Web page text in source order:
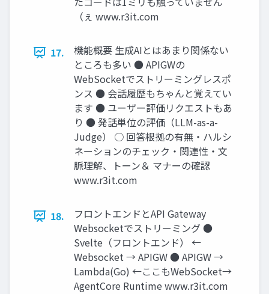
（ぇ www.r3it.com
17.
機能概要 生成AIとはあまり関係ない
ところも多い ● APIGWの
WebSocketでストリーミングレスポ
ンス ● 会話履歴もちゃんと覚えてい
ます ● ユーザー評価リクエストもあ
り ● 発話単位の評価（LLM-as-a-
Judge） ○ 回答根拠の有無・ハルシ
ネーションのチェック・関連性・文
脈理解、トーン＆ マナーの確認
www.r3it.com
18.
フロントエンドとAPI Gateway
Websocketでストリーミング ●
Svelte（フロントエンド） ←
Websocket → APIGW ● APIGW →
Lambda(Go) ←ここもWebSocket→
AgentCore Runtime www.r3it.com